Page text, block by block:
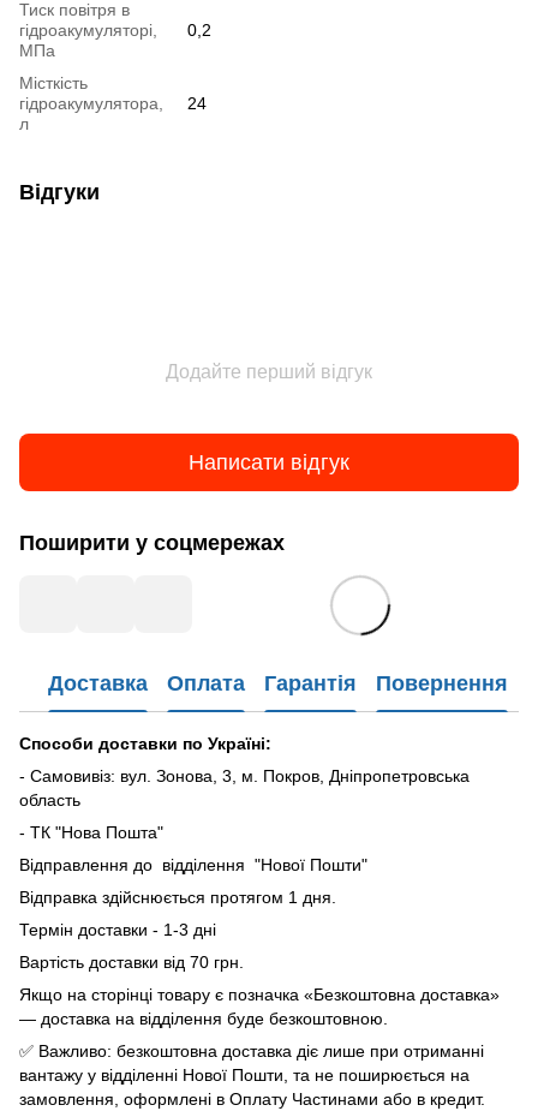
Тиск повітря в
гідроакумуляторі,
МПа
0,2
Місткість
гідроакумулятора,
л
24
Відгуки
Додайте перший відгук
Написати відгук
Поширити у соцмережах
Доставка Оплата Гарантія Повернення
Способи доставки по Україні:
- Самовивіз: вул. Зонова, 3, м. Покров, Дніпропетровська
область
- ТК "Нова Пошта"
Відправлення до відділення "Нової Пошти"
Відправка здійснюється протягом 1 дня.
Термін доставки - 1-3 дні
Вартість доставки від 70 грн.
Якщо на сторінці товару є позначка «Безкоштовна доставка»
— доставка на відділення буде безкоштовною.
✅ Важливо: безкоштовна доставка діє лише при отриманні
вантажу у відділенні Нової Пошти, та не поширюється на
замовлення, оформлені в Оплату Частинами або в кредит.